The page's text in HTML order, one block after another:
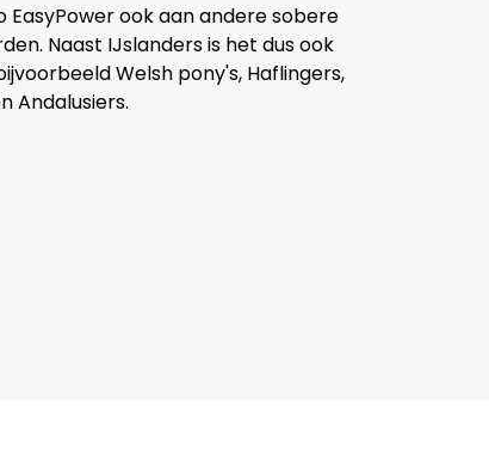
EasyPower ook aan andere sobere
Naast IJslanders is het dus ook
Welsh pony's, Haflingers,
Andalusiers.